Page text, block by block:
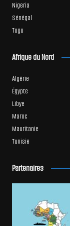
Nigeria
Sénégal
Togo
Afrique du Nord
Algérie
Égypte
Libye
Maroc
Mauritanie
Tunisie
Partenaires